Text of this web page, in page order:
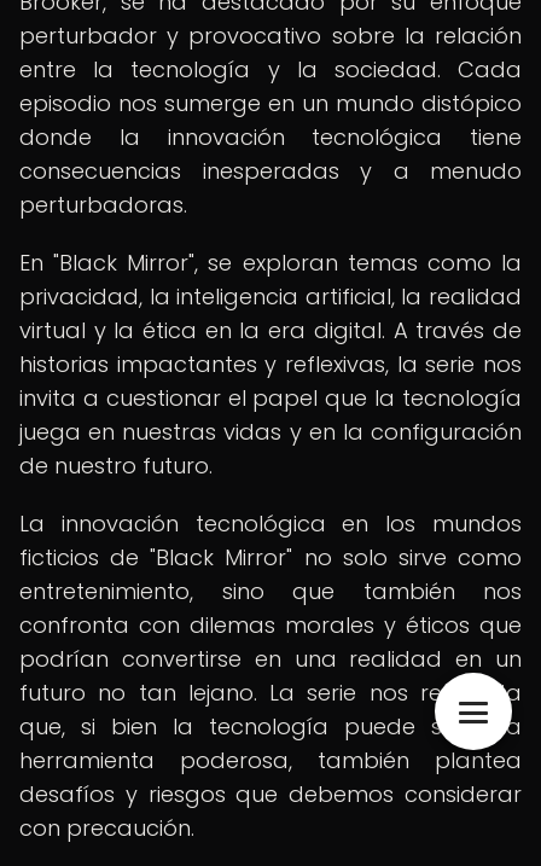
perturbador y provocativo sobre la relación
entre la tecnología y la sociedad. Cada
episodio nos sumerge en un mundo distópico
donde la innovación tecnológica tiene
consecuencias inesperadas y a menudo
perturbadoras.
En "Black Mirror", se exploran temas como la
privacidad, la inteligencia artificial, la realidad
virtual y la ética en la era digital. A través de
historias impactantes y reflexivas, la serie nos
invita a cuestionar el papel que la tecnología
juega en nuestras vidas y en la configuración
de nuestro futuro.
La innovación tecnológica en los mundos
ficticios de "Black Mirror" no solo sirve como
entretenimiento, sino que también nos
confronta con dilemas morales y éticos que
podrían convertirse en una realidad en un
futuro no tan lejano. La serie nos recuerda
que, si bien la tecnología puede ser una
herramienta poderosa, también plantea
desafíos y riesgos que debemos considerar
con precaución.